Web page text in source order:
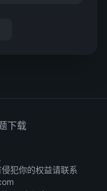
下载
犯你的权益请联系